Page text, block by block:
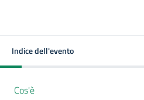
Indice dell'evento
Cos'è